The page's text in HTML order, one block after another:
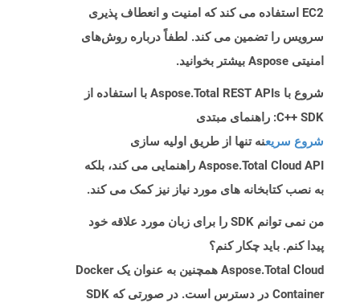
EC2 استفاده می کند که امنیت و انعطاف پذیری
سرویس را تضمین می کند. لطفاً درباره روش‌های
امنیتی Aspose بیشتر بخوانید.
شروع با Aspose.Total REST APIs با استفاده از
C++ SDK: راهنمای مبتدی
شروع سریعنه تنها از طریق اولیه سازی
Aspose.Total Cloud API راهنمایی می کند، بلکه
به نصب کتابخانه های مورد نیاز نیز کمک می کند.
من نمی توانم SDK را برای زبان مورد علاقه خود
پیدا کنم. باید چکار کنم؟
Aspose.Total Cloud همچنین به عنوان یک Docker
Container در دسترس است. در صورتی که SDK